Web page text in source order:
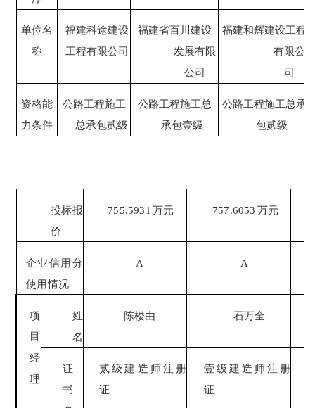
单位名
称
福建科途建设
工程有限公司
福建省百川建设
发展有限
公司
福建和辉建设工程
有限公
司
资格能
力条件
公路工程施工
总承包贰级
公路工程施工总
承包壹级
公路工程施工总承
包贰级
投标报
价
755.5931 万元 757.6053 万元
企业信用分
使用情况
A A
项
目
经
理
姓
名
陈楼由 石万全
证
书
贰级建造师注册
证
壹 级建造师注册
证